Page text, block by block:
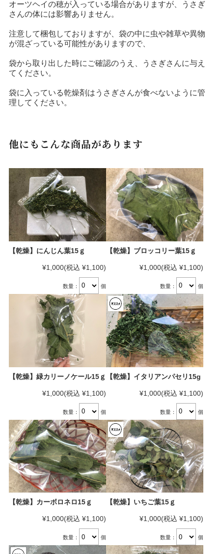
オーツヘイの穂が入っている場合がありますが、うさぎ
さんの体には影響ありません。
注意して梱包しておりますが、袋の中に虫や雑草や異物
が混ざっている可能性がありますので、
袋から取り出した時にご確認のうえ、うさぎさんに与え
てください。
袋に入っている乾燥剤はうさぎさんが食べないように管
理してください。
他にもこんな商品があります
【乾燥】にんじん葉15ｇ
¥1,000(税込 ¥1,100)
数量： 個
【乾燥】ブロッコリー葉15ｇ
¥1,000(税込 ¥1,100)
数量： 個
【乾燥】緑カリーノケール15ｇ
¥1,000(税込 ¥1,100)
数量： 個
【乾燥】イタリアンパセリ15g
¥1,000(税込 ¥1,100)
数量： 個
【乾燥】カーボロネロ15ｇ
¥1,000(税込 ¥1,100)
数量： 個
【乾燥】いちご葉15ｇ
¥1,000(税込 ¥1,100)
数量： 個